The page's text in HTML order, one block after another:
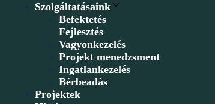
Szolgáltatásaink
Befektetés
Fejlesztés
Vagyonkezelés
Projekt menedzsment
Ingatlankezelés
Bérbeadás
Projektek